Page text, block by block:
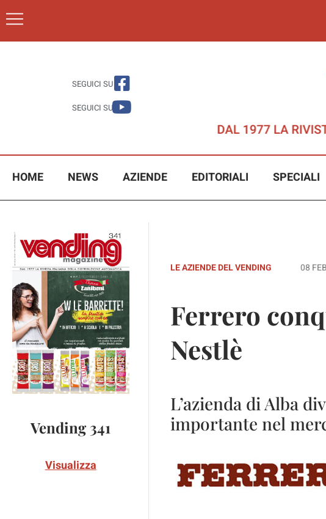
SEGUICI SU
SEGUICI SU
HOME NEWS AZIENDE EDITORIALI SPECIALI
Vending 341
Visualizza
LE AZIENDE DEL VENDING 08
Ferrero
Nestlè
L’azienda di Alba
importante nel